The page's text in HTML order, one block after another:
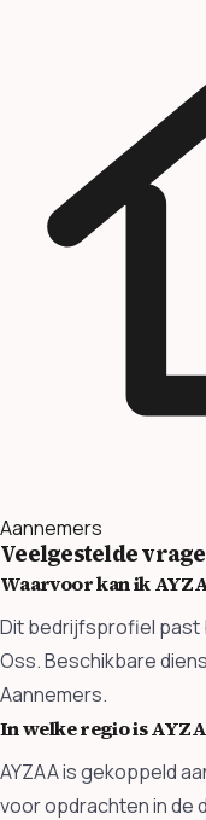
Aannemers
Veelgestelde
Waarvoor kan ik
Dit bedrijfsprofiel past
Oss. Beschikbare
Aannemers.
In welke regio is
AYZAA is gekoppeld
voor opdrachten in de